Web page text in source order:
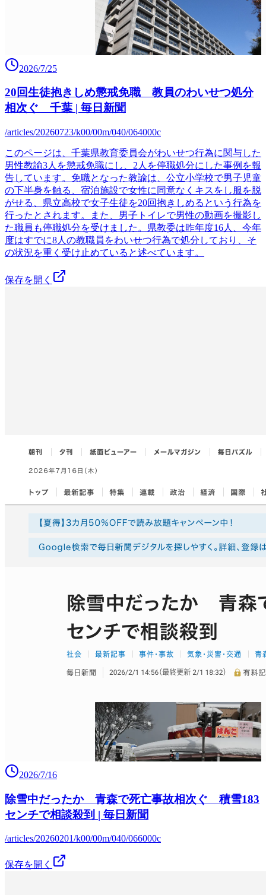
2026/7/25
20回生徒抱きしめ懲戒免職 教員のわいせつ処分
相次ぐ 千葉 | 毎日新聞
/articles/20260723/k00/00m/040/064000c
このページは、千葉県教育委員会がわいせつ行為に関与した
男性教諭3人を懲戒免職にし、2人を停職処分にした事例を報
告しています。免職となった教諭は、公立小学校で男子児童
の下半身を触る、宿泊施設で女性に同意なくキスをし服を脱
がせる、県立高校で女子生徒を20回抱きしめるという行為を
行ったとされます。また、男子トイレで男性の動画を撮影し
た職員も停職処分を受けました。県教委は昨年度16人、今年
度はすでに8人の教職員をわいせつ行為で処分しており、そ
の状況を重く受け止めていると述べています。
保存を開く
2026/7/16
除雪中だったか 青森で死亡事故相次ぐ 積雪183
センチで相談殺到 | 毎日新聞
/articles/20260201/k00/00m/040/066000c
保存を開く